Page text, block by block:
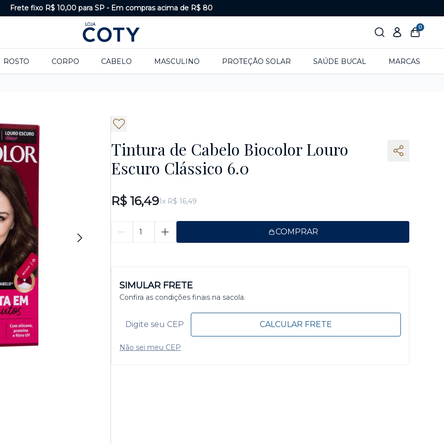
Frete fixo R$ 10,00 para SP - Em compras acima de R$ 80
0
ROSTO CORPO CABELO MASCULINO PROTEÇÃO SOLAR SAÚDE BUCAL MARCAS
Tintura de Cabelo Biocolor Louro
Escuro Clássico 6.0
R$ 16,491x R$ 16,49
COMPRAR
SIMULAR FRETE
Confira as condições finais na sacola.
CALCULAR FRETE
Não sei meu CEP